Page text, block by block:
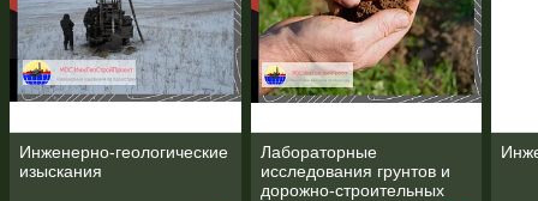
Инженерно-геологические
изыскания
Лабораторные
исследования грунтов и
дорожно-строительных